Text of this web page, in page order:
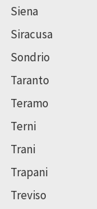
Siena
Siracusa
Sondrio
Taranto
Teramo
Terni
Trani
Trapani
Treviso